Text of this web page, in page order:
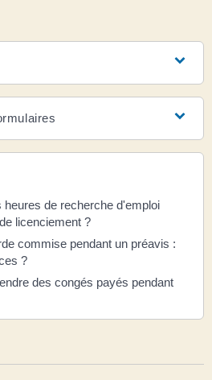
heures de recherche d'emploi
licenciement ?
commise pendant un préavis :
?
des congés payés pendant